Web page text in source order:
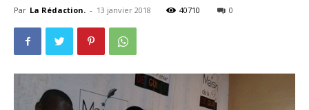
Par La Rédaction. - 13 janvier 2018 40710 0